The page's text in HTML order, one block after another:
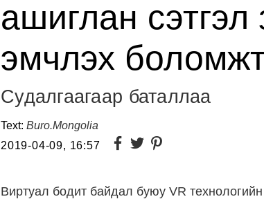
ашиглан сэтгэл
эмчлэх
Cудалгаагаар баталлаа
Text: Buro.Mongolia
2019-04-09, 16:57
Виртуал бодит байдал буюу VR